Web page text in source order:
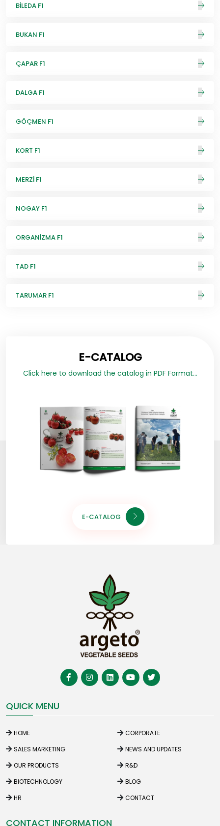
BİLEDA F1
BUKAN F1
ÇAPAR F1
DALGA F1
GÖÇMEN F1
KORT F1
MERZİ F1
NOGAY F1
ORGANİZMA F1
TAD F1
TARUMAR F1
E-CATALOG
Click here to download the catalog in PDF Format...
E-CATALOG
QUICK MENU
HOME
CORPORATE
SALES MARKETING
NEWS AND UPDATES
OUR PRODUCTS
R&D
BIOTECHNOLOGY
BLOG
HR
CONTACT
CONTACT INFORMATION